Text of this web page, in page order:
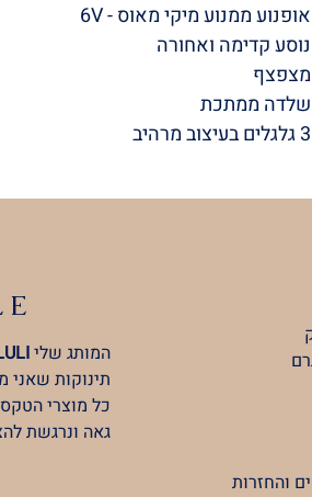
אופנוע ממנוע מיקי מאוס - 6V
נוסע קדימה ואחורה
מצפצף
שלדה ממתכת
3 גלגלים בעיצוב מרהיב
המותג שלי
תינוקות שאני
כל מוצרי
גאה ונרגשת
והחזרות